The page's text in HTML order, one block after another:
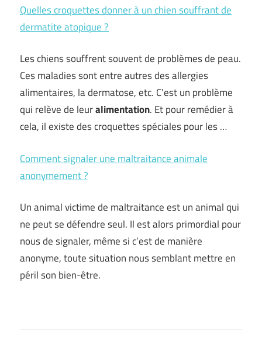
Quelles croquettes donner à un chien souffrant de
dermatite atopique ?
Les chiens souffrent souvent de problèmes de peau.
Ces maladies sont entre autres des allergies
alimentaires, la dermatose, etc. C’est un problème
qui relève de leuralimentation. Et pour remédier à
cela, il existe des croquettes spéciales pour les …
Comment signaler une maltraitance animale
anonymement ?
Un animal victime de maltraitance est un animal qui
ne peut se défendre seul. Il est alors primordial pour
nous de signaler, même si c’est de manière
anonyme, toute situation nous semblant mettre en
péril son bien-être.